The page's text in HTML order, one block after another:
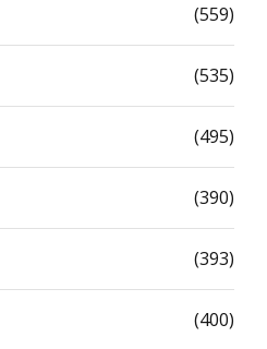
(559)
(535)
(495)
(390)
(393)
(400)